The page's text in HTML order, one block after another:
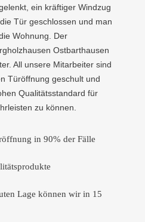
ein kräftiger Windzug
Tür geschlossen und man
Wohnung. Der
Ostbarthausen
All unsere Mitarbeiter sind
Türöffnung geschult und
Qualitätsstandard für
zu können.
in 90% der Fälle
Lage können wir in 15